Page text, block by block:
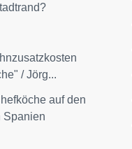
/ Jörg...
auf den
Spanien